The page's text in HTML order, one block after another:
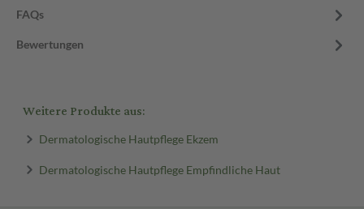
FAQs
Bewertungen
Weitere Produkte aus:
Dermatologische Hautpflege Ekzem
Dermatologische Hautpflege Empfindliche Haut